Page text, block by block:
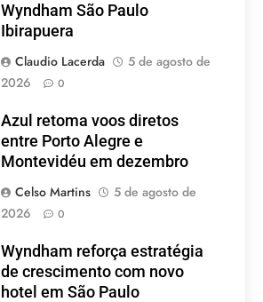
Wyndham São Paulo
Ibirapuera
Claudio Lacerda
5 de agosto de
2026
0
Azul retoma voos diretos
entre Porto Alegre e
Montevidéu em dezembro
Celso Martins
5 de agosto de
2026
0
Wyndham reforça estratégia
de crescimento com novo
hotel em São Paulo